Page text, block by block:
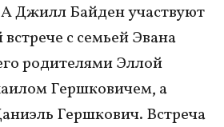
Джилл Байден участвуют
с семьей Эвана
родителями Эллой
Гершковичем, а
Гершкович. Встреча